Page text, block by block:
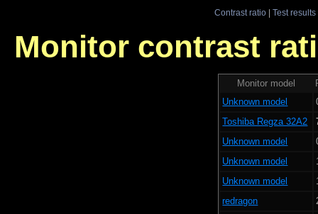
Contrast ratio| Test results
Monitor contrast
Monitor model
Unknown model
Toshiba Regza 32A2
Unknown model
Unknown model
Unknown model
redragon